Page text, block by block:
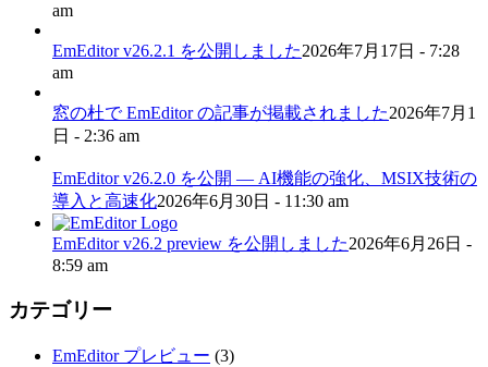
am
EmEditor v26.2.1 を公開しました2026年7月17日 - 7:28
am
窓の杜で EmEditor の記事が掲載されました2026年7月1
日 - 2:36 am
EmEditor v26.2.0 を公開 — AI機能の強化、MSIX技術の
導入と高速化2026年6月30日 - 11:30 am
EmEditor v26.2 preview を公開しました2026年6月26日 -
8:59 am
カテゴリー
EmEditor プレビュー (3)